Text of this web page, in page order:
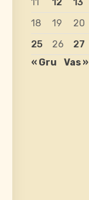
18
19 20
25
26 27
« Gru
Vas »